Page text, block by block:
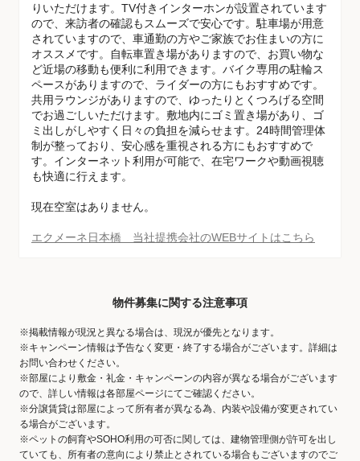
りいただけます。TV付きインターホンが設置されています
ので、来訪者の確認もスムーズで安心です。駐車場が用意
されていますので、車通勤の方やご家族でお住まいの方に
オススメです。自転車置き場がありますので、お買い物な
ど近場の移動も便利に利用できます。バイク専用の駐輪ス
ペースがありますので、ライダーの方にもおすすめです。
共用ラウンジがありますので、ゆったりとくつろげる空間
でお過ごしいただけます。敷地内にゴミ置き場があり、ゴ
ミ出しがしやすく日々の負担を減らせます。24時間管理体
制が整っており、安心感を重視される方にもおすすめで
す。インターネット利用が可能で、在宅ワークや動画視聴
も快適に行えます。
現在空室はありません。
エクメーネ日本橋 当社提携会社のWEBサイトはこちら
物件募集に関する注意事項
※掲載情報が現況と異なる場合は、現況が優先となります。
※キャンペーン情報は予告なく変更・終了する場合がございます。詳細は
お問い合わせください。
※部屋により敷金・礼金・キャンペーンの内容が異なる場合がございます
ので、詳しい情報は各部屋ページにてご確認ください。
※分譲賃貸は部屋によって所有者が異なる為、内装や設備が変更されてい
る場合がございます。
※ペットの飼育やSOHO利用の可否に関しては、建物管理側が許可を出し
ていても、所有者の意向により禁止とされている場合もございますのでご